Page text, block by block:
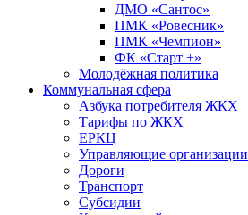
ДМО «Сантос»
ПМК «Ровесник»
ПМК «Чемпион»
ФК «Старт +»
Молодёжная политика
Коммунальная сфера
Азбука потребителя ЖКХ
Тарифы по ЖКХ
ЕРКЦ
Управляющие организации
Дороги
Транспорт
Субсидии